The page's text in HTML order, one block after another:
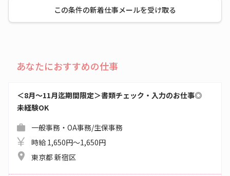
この条件の新着仕事メールを受け取る
あなたにおすすめの仕事
＜8月～11月迄期間限定＞書類チェック・入力のお仕事◎
未経験OK
一般事務・OA事務/生保事務
時給 1,650円～1,650円
東京都 新宿区